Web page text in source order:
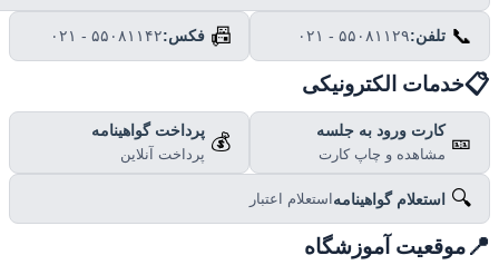
📞 تلفن:۰۲۱ - ۵۵۰۸۱۱۲۹ 📠 فکس:۰۲۱ - ۵۵۰۸۱۱۴۲
خدمات الکترونیکی
🎫 کارت ورود به جلسه
مشاهده و چاپ کارت
💰 پرداخت گواهینامه
پرداخت آنلاین
🔍 استعلام گواهینامهاستعلام اعتبار
موقعیت آموزشگاه